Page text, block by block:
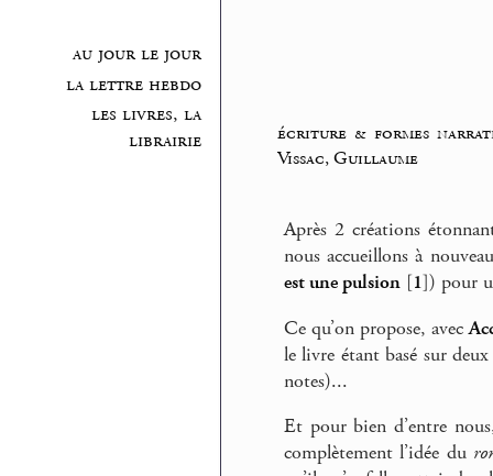
au jour le jour
la lettre hebdo
les livres, la
librairie
écriture & formes
Vissac, Guillaume
Après 2 créations
nous accueillons à
est une pulsion [1]) pour
Ce qu’on propose, avec
le livre étant basé sur
notes)...
Et pour bien d’entre
complètement l’idée du